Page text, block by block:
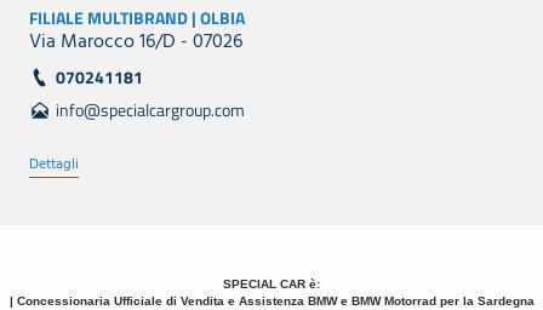
FILIALE MULTIBRAND | OLBIA
Via Marocco 16/D - 07026
070241181
info@specialcargroup.com
Dettagli
SPECIAL CAR è:
| Concessionaria Ufficiale di Vendita e Assistenza BMW e BMW Motorrad per la Sardegna